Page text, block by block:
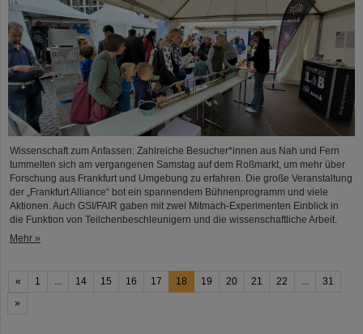
Wissenschaft zum Anfassen: Zahlreiche Besucher*innen aus Nah und Fern
tummelten sich am vergangenen Samstag auf dem Roßmarkt, um mehr über
Forschung aus Frankfurt und Umgebung zu erfahren. Die große Veranstaltung
der „Frankfurt Alliance“ bot ein spannendem Bühnenprogramm und viele
Aktionen. Auch GSI/FAIR gaben mit zwei Mitmach-Experimenten Einblick in
die Funktion von Teilchenbeschleunigern und die wissenschaftliche Arbeit.
Mehr »
« 1 ... 14 15 16 17 18 19 20 21 22 ...
31
»